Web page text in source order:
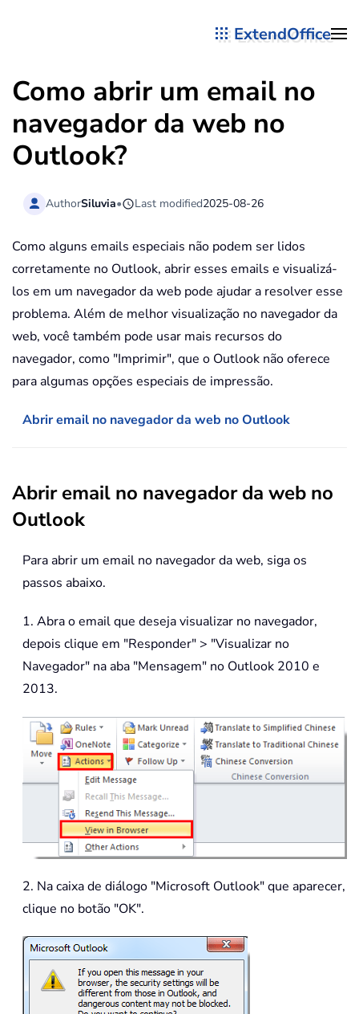
ExtendOffice
Como abrir um email no
navegador da web no
Outlook?
AuthorSiluvia• Last modified2025-08-26
Como alguns emails especiais não podem ser lidos
corretamente no Outlook, abrir esses emails e visualizá-
los em um navegador da web pode ajudar a resolver esse
problema. Além de melhor visualização no navegador da
web, você também pode usar mais recursos do
navegador, como "Imprimir", que o Outlook não oferece
para algumas opções especiais de impressão.
Abrir email no navegador da web no Outlook
Abrir email no navegador da web no
Outlook
Para abrir um email no navegador da web, siga os
passos abaixo.
1. Abra o email que deseja visualizar no navegador,
depois clique em "Responder" > "Visualizar no
Navegador" na aba "Mensagem" no Outlook 2010 e
2013.
2. Na caixa de diálogo "Microsoft Outlook" que aparecer,
clique no botão "OK".